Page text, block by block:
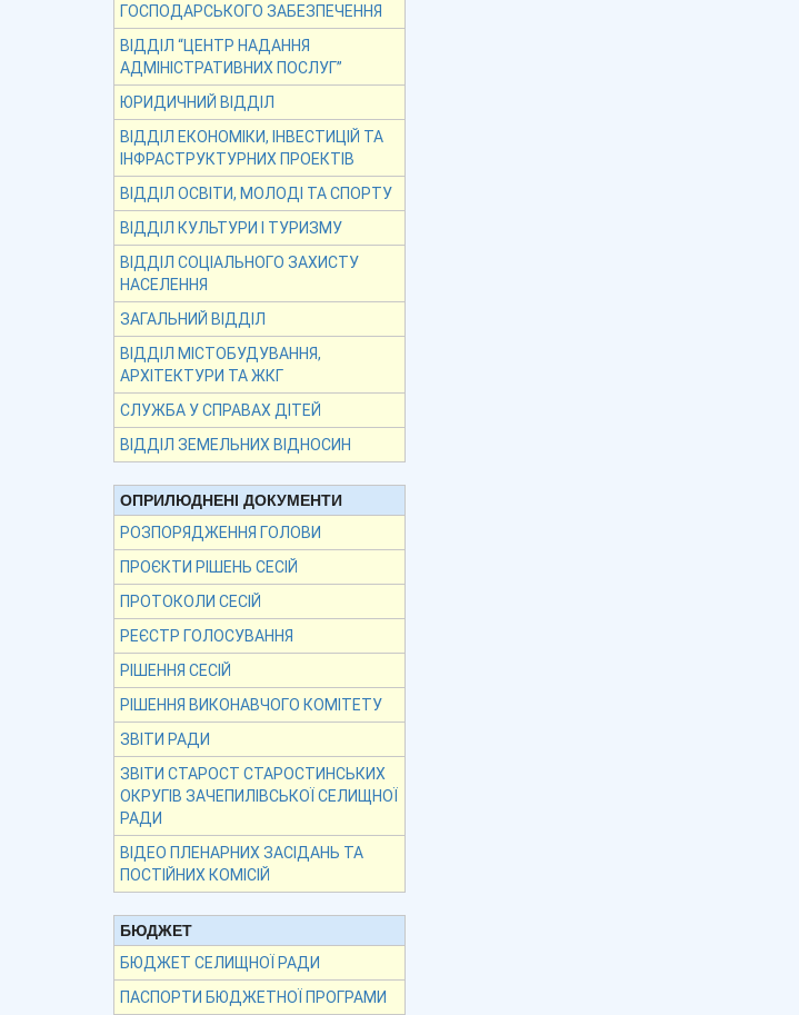
ГОСПОДАРСЬКОГО ЗАБЕЗПЕЧЕННЯ
ВІДДІЛ “ЦЕНТР НАДАННЯ
АДМІНІСТРАТИВНИХ ПОСЛУГ”
ЮРИДИЧНИЙ ВІДДІЛ
ВІДДІЛ ЕКОНОМІКИ, ІНВЕСТИЦІЙ ТА
ІНФРАСТРУКТУРНИХ ПРОЕКТІВ
ВІДДІЛ ОСВІТИ, МОЛОДІ ТА СПОРТУ
ВІДДІЛ КУЛЬТУРИ І ТУРИЗМУ
ВІДДІЛ СОЦІАЛЬНОГО ЗАХИСТУ
НАСЕЛЕННЯ
ЗАГАЛЬНИЙ ВІДДІЛ
ВІДДІЛ МІСТОБУДУВАННЯ,
АРХІТЕКТУРИ ТА ЖКГ
СЛУЖБА У СПРАВАХ ДІТЕЙ
ВІДДІЛ ЗЕМЕЛЬНИХ ВІДНОСИН
ОПРИЛЮДНЕНІ ДОКУМЕНТИ
РОЗПОРЯДЖЕННЯ ГОЛОВИ
ПРОЄКТИ РІШЕНЬ СЕСІЙ
ПРОТОКОЛИ СЕСІЙ
РЕЄСТР ГОЛОСУВАННЯ
РІШЕННЯ СЕСІЙ
РІШЕННЯ ВИКОНАВЧОГО КОМІТЕТУ
ЗВІТИ РАДИ
ЗВІТИ СТАРОСТ СТАРОСТИНСЬКИХ
ОКРУГІВ ЗАЧЕПИЛІВСЬКОЇ СЕЛИЩНОЇ
РАДИ
ВІДЕО ПЛЕНАРНИХ ЗАСІДАНЬ ТА
ПОСТІЙНИХ КОМІСІЙ
БЮДЖЕТ
БЮДЖЕТ СЕЛИЩНОЇ РАДИ
ПАСПОРТИ БЮДЖЕТНОЇ ПРОГРАМИ